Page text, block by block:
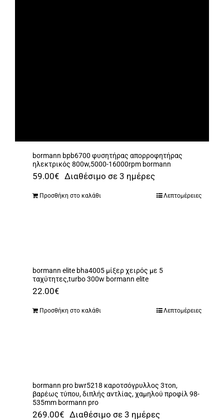
bormann bpb6700 φυσητήρας απορροφητήρας
ηλεκτρικός 800w,5000-16000rpm bormann
59.00€ Διαθέσιμο σε 3 ημέρες
Προσθήκη στο καλάθι Λεπτομέρειες
bormann elite bha4005 μίξερ χειρός με 5
ταχύτητες,turbo 300w bormann elite
22.00€
Προσθήκη στο καλάθι Λεπτομέρειες
bormann pro bwr5218 καροτσόγρυλλος 3τon,
βαρέως τύπου, διπλής αντλίας, χαμηλού προφίλ 98-
535mm bormann pro
269.00€ Διαθέσιμο σε 3 ημέρες